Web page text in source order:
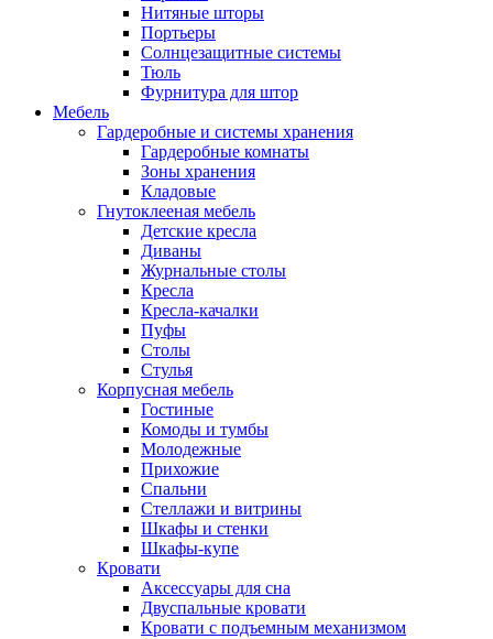
Нитяные шторы
Портьеры
Солнцезащитные системы
Тюль
Фурнитура для штор
Мебель
Гардеробные и системы хранения
Гардеробные комнаты
Зоны хранения
Кладовые
Гнутоклееная мебель
Детские кресла
Диваны
Журнальные столы
Кресла
Кресла-качалки
Пуфы
Столы
Стулья
Корпусная мебель
Гостиные
Комоды и тумбы
Молодежные
Прихожие
Спальни
Стеллажи и витрины
Шкафы и стенки
Шкафы-купе
Кровати
Аксессуары для сна
Двуспальные кровати
Кровати с подъемным механизмом